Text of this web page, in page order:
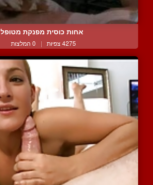
אחות כוסית מפנקת מטופל
4275 צפיות | 0 המלצות